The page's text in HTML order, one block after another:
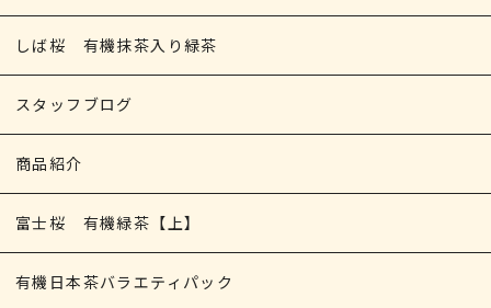
しば桜 有機抹茶入り緑茶
スタッフブログ
商品紹介
富士桜 有機緑茶【上】
有機日本茶バラエティパック